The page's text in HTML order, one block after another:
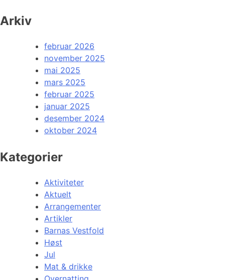
Arkiv
februar 2026
november 2025
mai 2025
mars 2025
februar 2025
januar 2025
desember 2024
oktober 2024
Kategorier
Aktiviteter
Aktuelt
Arrangementer
Artikler
Barnas Vestfold
Høst
Jul
Mat & drikke